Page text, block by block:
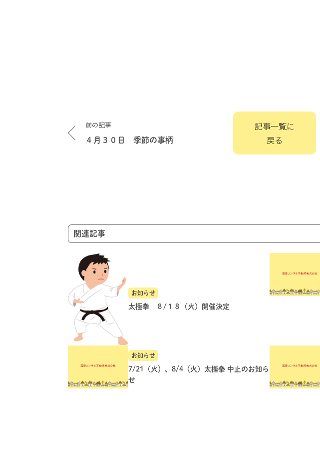
稿
ナ
前の記事
４月３０日 季節の事柄
記事一覧に
戻る
関連記事
お知らせ
太極拳 ８/１８（火）開催決定
お知らせ
7/21（火）、8/4（火）太極拳 中止のお知ら
せ